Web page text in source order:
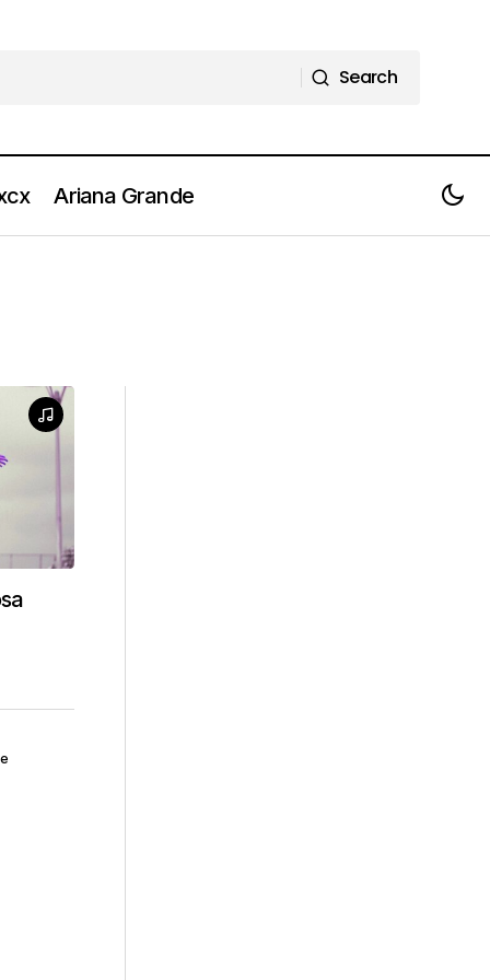
Search
Ariana Grande